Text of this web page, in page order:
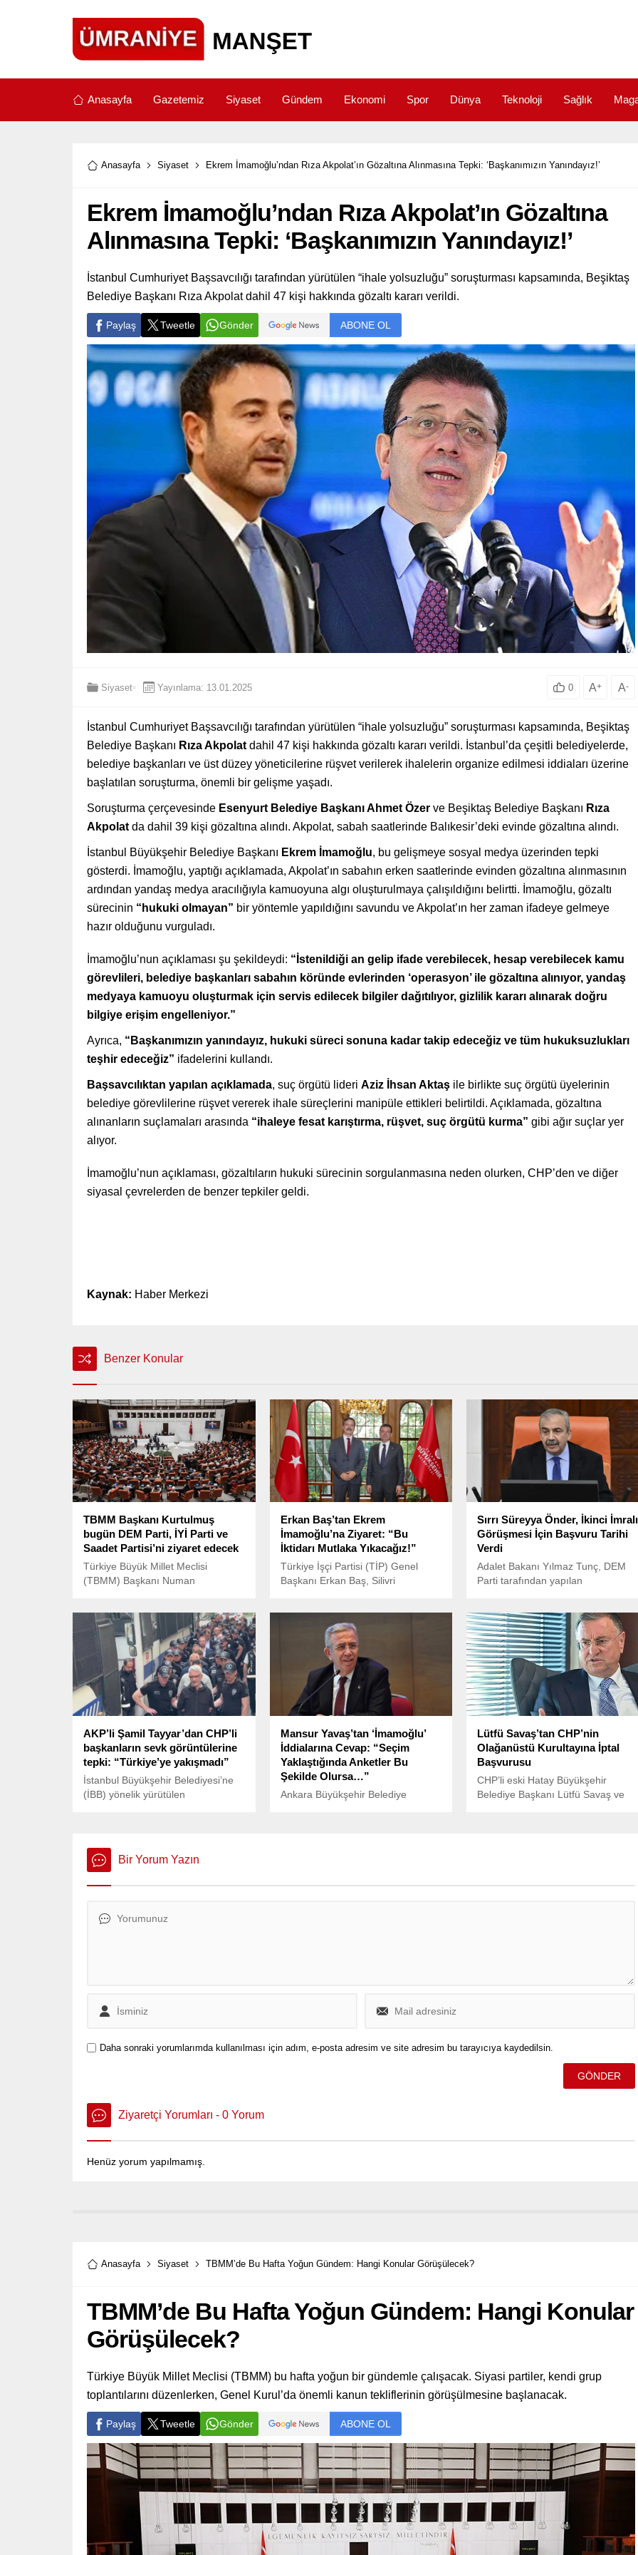
Anasayfa Gazetemiz Siyaset Gündem Ekonomi Spor Dünya Teknoloji Sağlık
Anasayfa Siyaset Ekrem İmamoğlu’ndan Rıza Akpolat’ın Gözaltına Alınmasına Tepki: ‘Başkanımızın Yanındayız!’
Ekrem İmamoğlu’ndan Rıza Akpolat’ın Gözaltına
Alınmasına Tepki: ‘Başkanımızın Yanındayız!’
İstanbul Cumhuriyet Başsavcılığı tarafından yürütülen “ihale yolsuzluğu” soruşturması kapsamında, Beşiktaş
Belediye Başkanı Rıza Akpolat dahil 47 kişi hakkında gözaltı kararı verildi.
Paylaş Tweetle Gönder ABONE OL
Siyaset Yayınlama: 13.01.2025 0 A+ A-
İstanbul Cumhuriyet Başsavcılığı tarafından yürütülen “ihale yolsuzluğu” soruşturması kapsamında, Beşiktaş
Belediye Başkanı Rıza Akpolat dahil 47 kişi hakkında gözaltı kararı verildi. İstanbul’da çeşitli belediyelerde,
belediye başkanları ve üst düzey yöneticilerine rüşvet verilerek ihalelerin organize edilmesi iddiaları üzerine
başlatılan soruşturma, önemli bir gelişme yaşadı.
Soruşturma çerçevesinde Esenyurt Belediye Başkanı Ahmet Özer ve Beşiktaş Belediye Başkanı Rıza
Akpolat da dahil 39 kişi gözaltına alındı. Akpolat, sabah saatlerinde Balıkesir’deki evinde gözaltına alındı.
İstanbul Büyükşehir Belediye Başkanı Ekrem İmamoğlu, bu gelişmeye sosyal medya üzerinden tepki
gösterdi. İmamoğlu, yaptığı açıklamada, Akpolat’ın sabahın erken saatlerinde evinden gözaltına alınmasının
ardından yandaş medya aracılığıyla kamuoyuna algı oluşturulmaya çalışıldığını belirtti. İmamoğlu, gözaltı
sürecinin “hukuki olmayan” bir yöntemle yapıldığını savundu ve Akpolat’ın her zaman ifadeye gelmeye
hazır olduğunu vurguladı.
İmamoğlu’nun açıklaması şu şekildeydi: “İstenildiği an gelip ifade verebilecek, hesap verebilecek kamu
görevlileri, belediye başkanları sabahın köründe evlerinden ‘operasyon’ ile gözaltına alınıyor, yandaş
medyaya kamuoyu oluşturmak için servis edilecek bilgiler dağıtılıyor, gizlilik kararı alınarak doğru
bilgiye erişim engelleniyor.”
Ayrıca, “Başkanımızın yanındayız, hukuki süreci sonuna kadar takip edeceğiz ve tüm hukuksuzlukları
teşhir edeceğiz” ifadelerini kullandı.
Başsavcılıktan yapılan açıklamada, suç örgütü lideri Aziz İhsan Aktaş ile birlikte suç örgütü üyelerinin
belediye görevlilerine rüşvet vererek ihale süreçlerini manipüle ettikleri belirtildi. Açıklamada, gözaltına
alınanların suçlamaları arasında “ihaleye fesat karıştırma, rüşvet, suç örgütü kurma” gibi ağır suçlar yer
alıyor.
İmamoğlu’nun açıklaması, gözaltıların hukuki sürecinin sorgulanmasına neden olurken, CHP’den ve diğer
siyasal çevrelerden de benzer tepkiler geldi.
Kaynak: Haber Merkezi
Benzer Konular
TBMM Başkanı Kurtulmuş
bugün DEM Parti, İYİ Parti ve
Saadet Partisi’ni ziyaret edecek
Türkiye Büyük Millet Meclisi
(TBMM) Başkanı Numan
Parti, Saadet Partisi ve İYİ Parti ile
devam edecek.
Erkan Baş’tan Ekrem
İmamoğlu’na Ziyaret: “Bu
İktidarı Mutlaka Yıkacağız!”
Türkiye İşçi Partisi (TİP) Genel
Başkanı Erkan Baş, Silivri
Akdeniz’i ziyaret etti.
Sırrı Süreyya Önder, İkinci İmralı
Görüşmesi İçin Başvuru Tarihi
Verdi
Adalet Bakanı Yılmaz Tunç, DEM
Parti tarafından yapılan
lideri Abdullah Öcalan ile ikinci
görüşme talebine henüz
başvurulmadığını belirtmişti.
AKP’li Şamil Tayyar’dan CHP’li
başkanların sevk görüntülerine
tepki: “Türkiye’ye yakışmadı”
İstanbul Büyükşehir Belediyesi’ne
(İBB) yönelik yürütülen
hastaneye sevkleri sırasında
çekilen görüntüler kamuoyunda
yorumları yapıldı.
Mansur Yavaş’tan ‘İmamoğlu’
İddialarına Cevap: “Seçim
Yaklaştığında Anketler Bu
Şekilde Olursa…”
Ankara Büyükşehir Belediye
Lütfü Savaş’tan CHP’nin
Olağanüstü Kurultayına İptal
Başvurusu
CHP’li eski Hatay Büyükşehir
Belediye Başkanı Lütfü Savaş ve
Bir Yorum Yazın
Daha sonraki yorumlarımda kullanılması için adım, e-posta adresim ve site adresim bu tarayıcıya kaydedilsin.
Ziyaretçi Yorumları - 0 Yorum
Henüz yorum yapılmamış.
Anasayfa Siyaset TBMM’de Bu Hafta Yoğun Gündem: Hangi Konular Görüşülecek?
TBMM’de Bu Hafta Yoğun Gündem: Hangi Konular
Görüşülecek?
Türkiye Büyük Millet Meclisi (TBMM) bu hafta yoğun bir gündemle çalışacak. Siyasi partiler, kendi grup
toplantılarını düzenlerken, Genel Kurul’da önemli kanun tekliflerinin görüşülmesine başlanacak.
Paylaş Tweetle Gönder ABONE OL